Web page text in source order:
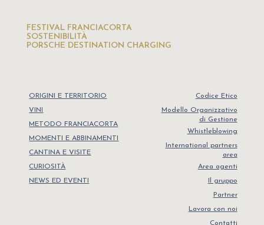
FESTIVAL FRANCIACORTA
SOSTENIBILITÀ
PORSCHE DESTINATION CHARGING
ORIGINI E TERRITORIO
VINI
METODO FRANCIACORTA
MOMENTI E ABBINAMENTI
CANTINA E VISITE
CURIOSITÀ
NEWS ED EVENTI
Codice Etico
Modello Organizzativo
di Gestione
Whistleblowing
International partners
area
Area agenti
Il gruppo
Partner
Lavora con noi
Contatti